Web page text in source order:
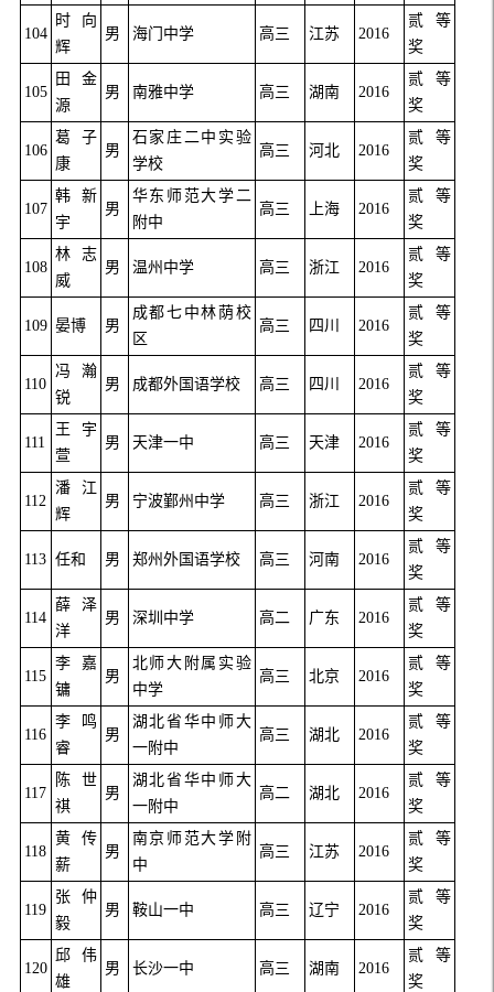
104
时向
辉
男 海门中学 高三 江苏 2016
贰等
奖
105
田金
源
男 南雅中学 高三 湖南 2016
贰等
奖
106
葛子
康
男
石家庄二中实验
学校
高三 河北 2016
贰等
奖
107
韩新
宇
男
华东师范大学二
附中
高三 上海 2016
贰等
奖
108
林志
威
男 温州中学 高三 浙江 2016
贰等
奖
109 晏博 男
成都七中林荫校
区
高三 四川 2016
贰等
奖
110
冯瀚
锐
男 成都外国语学校 高三 四川 2016
贰等
奖
111
王宇
萱
男 天津一中 高三 天津 2016
贰等
奖
112
潘江
辉
男 宁波鄞州中学 高三 浙江 2016
贰等
奖
113 任和 男 郑州外国语学校 高三 河南 2016
贰等
奖
114
薛泽
洋
男 深圳中学 高二 广东 2016
贰等
奖
115
李嘉
镛
男
北师大附属实验
中学
高三 北京 2016
贰等
奖
116
李鸣
睿
男
湖北省华中师大
一附中
高三 湖北 2016
贰等
奖
117
陈世
祺
男
湖北省华中师大
一附中
高二 湖北 2016
贰等
奖
118
黄传
薪
男
南京师范大学附
中
高三 江苏 2016
贰等
奖
119
张仲
毅
男 鞍山一中 高三 辽宁 2016
贰等
奖
120
邱伟
雄
男 长沙一中 高三 湖南 2016
贰等
奖